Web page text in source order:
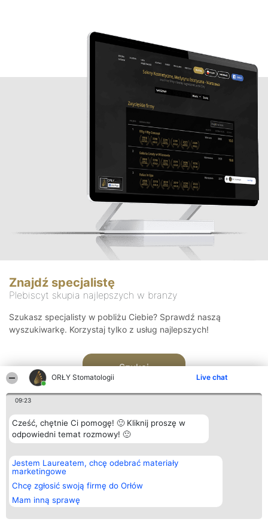
ORŁY Stomatologii Live chat
09:23
Cześć, chętnie Ci pomogę! 🙂 Kliknij proszę w
odpowiedni temat rozmowy! 🙂
Jestem Laureatem, chcę odebrać materiały
marketingowe
Chcę zgłosić swoją firmę do Orłów
Mam inną sprawę
Znajdź specjalistę
Plebiscyt skupia najlepszych w branży
Szukasz specjalisty w pobliżu Ciebie? Sprawdź naszą
wyszukiwarkę. Korzystaj tylko z usług najlepszych!
Szukaj
Organizator plebiscytu
Bright Side Solutions sp. z o.
o. sp. k.
ul. Ruska 22
Wrocław 50-079
KRS 0000749100 | Regon
381313360 | NIP 8943132676
Plebiscyt
Laureaci
wszystkich
Laureatów
Regulamin
Kontakt
Kontakt